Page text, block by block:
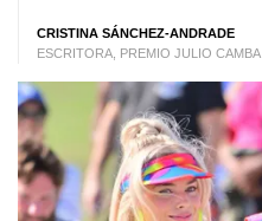
CRISTINA SÁNCHEZ-ANDRADE
ESCRITORA, PREMIO JULIO CAMBA